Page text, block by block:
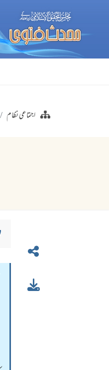
اجتماعی نظام